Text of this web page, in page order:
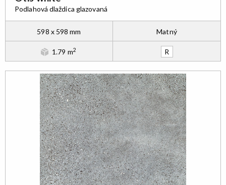
Podlahová dlaždica glazovaná
598 x 598 mm Matný
1.79 m2 R